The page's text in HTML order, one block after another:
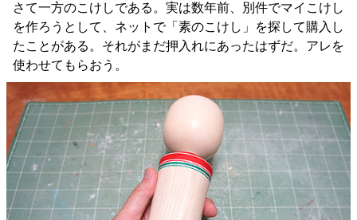
さて一方のこけしである。実は数年前、別件でマイこけし
を作ろうとして、ネットで「素のこけし」を探して購入し
たことがある。それがまだ押入れにあったはずだ。アレを
使わせてもらおう。